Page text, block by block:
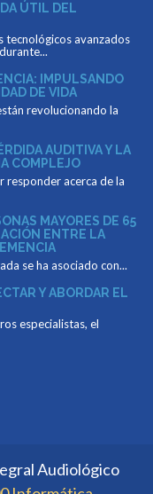
ÚTIL DEL
tecnológicos avanzados
IMPULSANDO
DE VIDA
revolucionando la
AUDITIVA Y LA
COMPLEJO
responder acerca de la
MAYORES DE 65
ENTRE LA
se ha asociado con...
Y ABORDAR EL
especialistas, el
Audiológico